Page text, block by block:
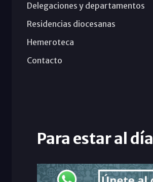
Delegaciones y departamentos
Residencias diocesanas
Hemeroteca
Contacto
Para estar al día